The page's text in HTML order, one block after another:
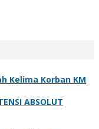
Kelima Korban KM
ABSOLUT